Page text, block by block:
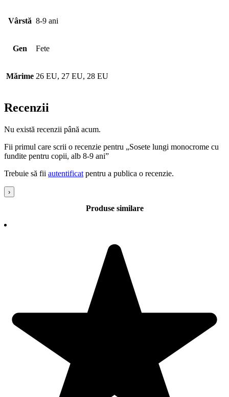
Vârstă 8-9 ani
Gen Fete
Mărime 26 EU, 27 EU, 28 EU
Recenzii
Nu există recenzii până acum.
Fii primul care scrii o recenzie pentru „Sosete lungi monocrome cu
fundite pentru copii, alb 8-9 ani”
Trebuie să fii autentificat pentru a publica o recenzie.
›
Produse similare